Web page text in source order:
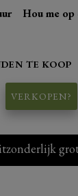
Hou me
TE KOOP
VERKOPEN?